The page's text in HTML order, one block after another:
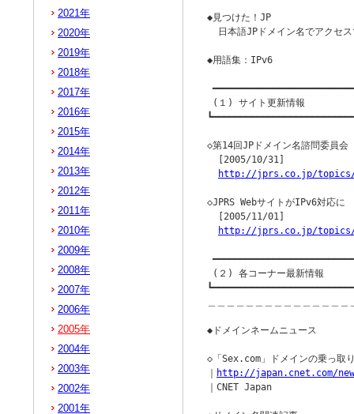
◆見つけた！JP
日本語JPドメイン名でアクセ
◆用語集：IPv6
(１) サイト更新情報
◇第14回JPドメイン名諮問委員会
  [2005/10/31]
http://jprs.co.jp/topics/
◇JPRS WebサイトがIPv6対応に
  [2005/11/01]
http://jprs.co.jp/topics/
(２) 各コーナー最新情報
◆ドメインネームニュー
◇「Sex.com」ドメインの乗っ取
http://japan.cnet.com/
｜CNET Japan
2021年
2020年
2019年
2018年
2017年
2016年
2015年
2014年
2013年
2012年
2011年
2010年
2009年
2008年
2007年
2006年
2005年
2004年
2003年
2002年
2001年